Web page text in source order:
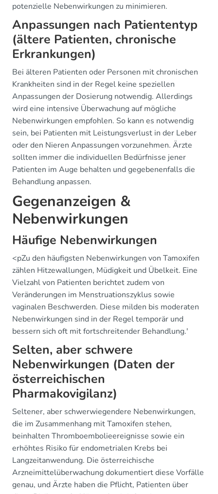
potenzielle Nebenwirkungen zu minimieren.
Anpassungen nach Patiententyp
(ältere Patienten, chronische
Erkrankungen)
Bei älteren Patienten oder Personen mit chronischen
Krankheiten sind in der Regel keine speziellen
Anpassungen der Dosierung notwendig. Allerdings
wird eine intensive Überwachung auf mögliche
Nebenwirkungen empfohlen. So kann es notwendig
sein, bei Patienten mit Leistungsverlust in der Leber
oder den Nieren Anpassungen vorzunehmen. Ärzte
sollten immer die individuellen Bedürfnisse jener
Patienten im Auge behalten und gegebenenfalls die
Behandlung anpassen.
Gegenanzeigen &
Nebenwirkungen
Häufige Nebenwirkungen
<pZu den häufigsten Nebenwirkungen von Tamoxifen
zählen Hitzewallungen, Müdigkeit und Übelkeit. Eine
Vielzahl von Patienten berichtet zudem von
Veränderungen im Menstruationszyklus sowie
vaginalen Beschwerden. Diese milden bis moderaten
Nebenwirkungen sind in der Regel temporär und
bessern sich oft mit fortschreitender Behandlung.'
Selten, aber schwere
Nebenwirkungen (Daten der
österreichischen
Pharmakovigilanz)
Seltener, aber schwerwiegendere Nebenwirkungen,
die im Zusammenhang mit Tamoxifen stehen,
beinhalten Thromboembolieereignisse sowie ein
erhöhtes Risiko für endometrialen Krebs bei
Langzeitanwendung. Die österreichische
Arzneimittelüberwachung dokumentiert diese Vorfälle
genau, und Ärzte haben die Pflicht, Patienten über